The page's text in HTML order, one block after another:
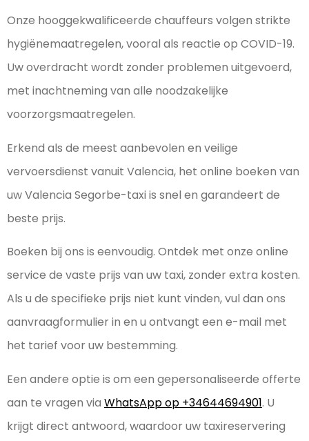
Onze hooggekwalificeerde chauffeurs volgen strikte
hygiënemaatregelen, vooral als reactie op COVID-19.
Uw overdracht wordt zonder problemen uitgevoerd,
met inachtneming van alle noodzakelijke
voorzorgsmaatregelen.
Erkend als de meest aanbevolen en veilige
vervoersdienst vanuit Valencia, het online boeken van
uw Valencia Segorbe-taxi is snel en garandeert de
beste prijs.
Boeken bij ons is eenvoudig. Ontdek met onze online
service de vaste prijs van uw taxi, zonder extra kosten.
Als u de specifieke prijs niet kunt vinden, vul dan ons
aanvraagformulier in en u ontvangt een e-mail met
het tarief voor uw bestemming.
Een andere optie is om een gepersonaliseerde offerte
aan te vragen via WhatsApp op +34644694901. U
krijgt direct antwoord, waardoor uw taxireservering